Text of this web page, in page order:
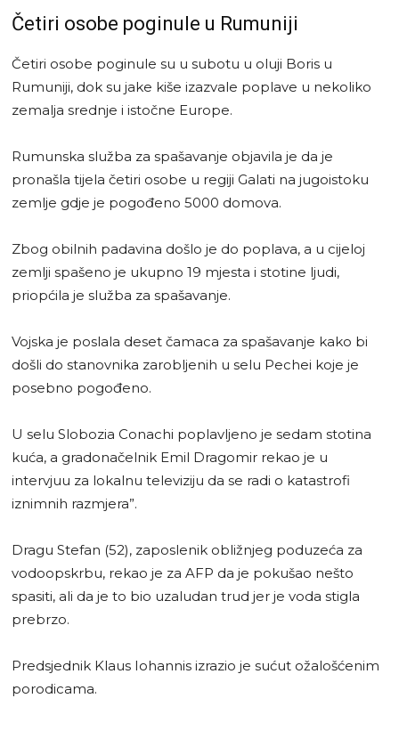
Četiri osobe poginule u Rumuniji
Četiri osobe poginule su u subotu u oluji Boris u
Rumuniji, dok su jake kiše izazvale poplave u nekoliko
zemalja srednje i istočne Europe.
Rumunska služba za spašavanje objavila je da je
pronašla tijela četiri osobe u regiji Galati na jugoistoku
zemlje gdje je pogođeno 5000 domova.
Zbog obilnih padavina došlo je do poplava, a u cijeloj
zemlji spašeno je ukupno 19 mjesta i stotine ljudi,
priopćila je služba za spašavanje.
Vojska je poslala deset čamaca za spašavanje kako bi
došli do stanovnika zarobljenih u selu Pechei koje je
posebno pogođeno.
U selu Slobozia Conachi poplavljeno je sedam stotina
kuća, a gradonačelnik Emil Dragomir rekao je u
intervjuu za lokalnu televiziju da se radi o katastrofi
iznimnih razmjera”.
Dragu Stefan (52), zaposlenik obližnjeg poduzeća za
vodoopskrbu, rekao je za AFP da je pokušao nešto
spasiti, ali da je to bio uzaludan trud jer je voda stigla
prebrzo.
Predsjednik Klaus Iohannis izrazio je sućut ožalošćenim
porodicama.